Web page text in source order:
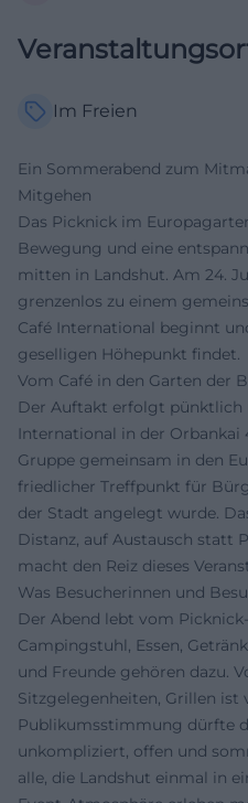
Im Freien
Ein Sommerabend zum
Mitgehen
Das Picknick im
Bewegung und eine
mitten in Landshut. Am 24.
grenzenlos zu einem
Café International beginnt
geselligen Höhepunkt findet.
Vom Café in den Garten der
Der Auftakt erfolgt pünktlich
International in der Orbankai
Gruppe gemeinsam in den
friedlicher Treffpunkt für
der Stadt angelegt wurde.
Distanz, auf Austausch statt
macht den Reiz dieses
Was Besucherinnen und
Der Abend lebt vom
Campingstuhl, Essen,
und Freunde gehören dazu.
Sitzgelegenheiten, Grillen ist
Publikumsstimmung dürfte
unkompliziert, offen und
alle, die Landshut einmal in